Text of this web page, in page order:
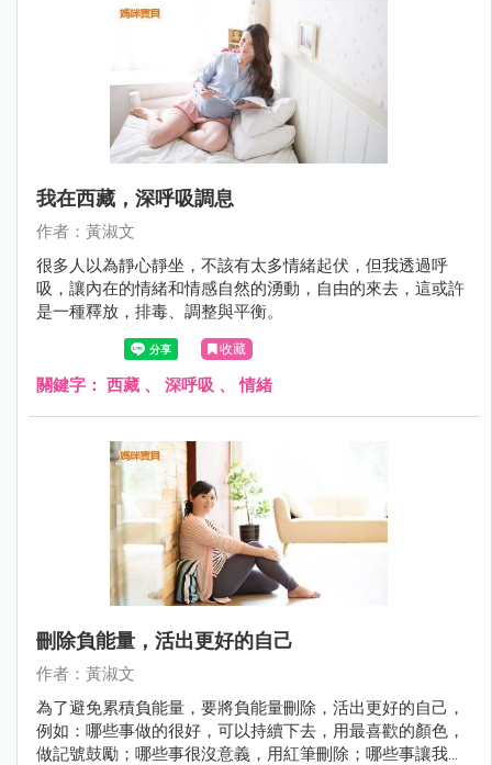
我在西藏，深呼吸調息
作者：黃淑文
很多人以為靜心靜坐，不該有太多情緒起伏，但我透過呼
吸，讓內在的情緒和情感自然的湧動，自由的來去，這或許
是一種釋放，排毒、調整與平衡。
收藏
關鍵字： 西藏 、 深呼吸 、情緒
刪除負能量，活出更好的自己
作者：黃淑文
為了避免累積負能量，要將負能量刪除，活出更好的自己，
例如：哪些事做的很好，可以持續下去，用最喜歡的顏色，
做記號鼓勵；哪些事很沒意義，用紅筆刪除；哪些事讓我不